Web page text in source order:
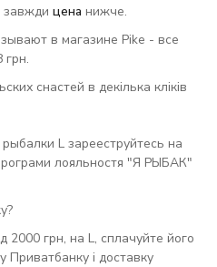
завжди цена нижче.
в магазине Pike - все
снастей в декілька кліків
L зарееструйтесь на
лояльностя "Я РЫБАК"
2000 грн, на L, сплачуйте його
Приватбанку і доставку